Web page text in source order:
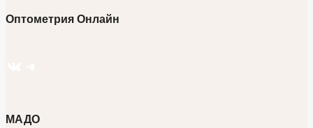
Оптометрия Онлайн
МАДО